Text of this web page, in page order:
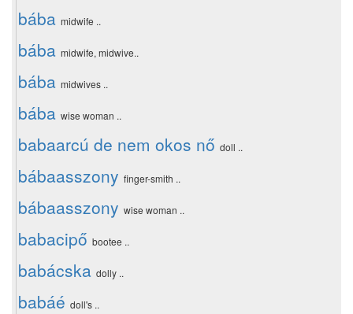
bába midwife ..
bába midwife, midwive..
bába midwives ..
bába wise woman ..
babaarcú de nem okos nő doll ..
bábaasszony finger-smith ..
bábaasszony wise woman ..
babacipő bootee ..
babácska dolly ..
babáé doll's ..